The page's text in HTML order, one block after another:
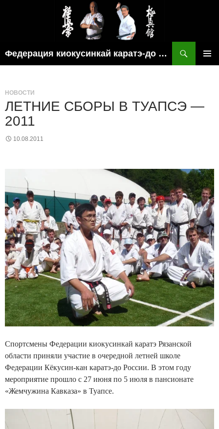
Федерация киокусинкай каратэ-до рязанской области
НОВОСТИ
ЛЕТНИЕ СБОРЫ В ТУАПСЭ —
2011
10.08.2011
Спортсмены Федерации киокусинкай каратэ Рязанской
области приняли участие в очередной летней школе
Федерации Кёкусин-кан каратэ-до России. В этом году
мероприятие прошло с 27 июня по 5 июля в пансионате
«Жемчужина Кавказа» в Туапсе.